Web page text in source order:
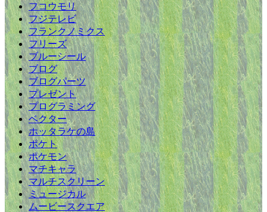
フコウモリ
フジテレビ
フランクノミクス
フリーズ
ブルーシール
ブログ
ブログパーツ
プレゼント
プログラミング
ベクター
ホッタラケの島
ポケト
ポケモン
マチキャラ
マルチスクリーン
ミュージカル
ムービースクエア